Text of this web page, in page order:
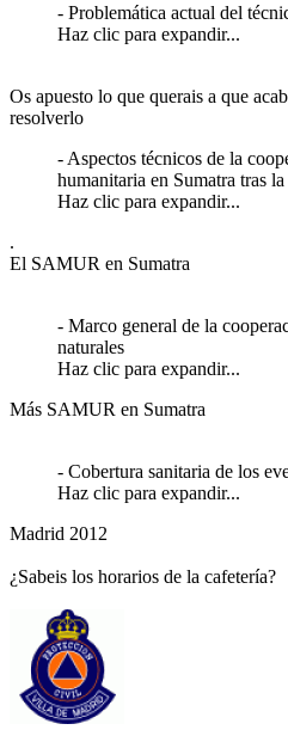
- Problemática actual del
Haz clic para expandir...
Os apuesto lo que querais a que
resolverlo
- Aspectos técnicos de la
humanitaria en Sumatra tras
Haz clic para expandir...
.
El SAMUR en Sumatra
- Marco general de la
naturales
Haz clic para expandir...
Más SAMUR en Sumatra
- Cobertura sanitaria de los
Haz clic para expandir...
Madrid 2012
¿Sabeis los horarios de la cafetería?